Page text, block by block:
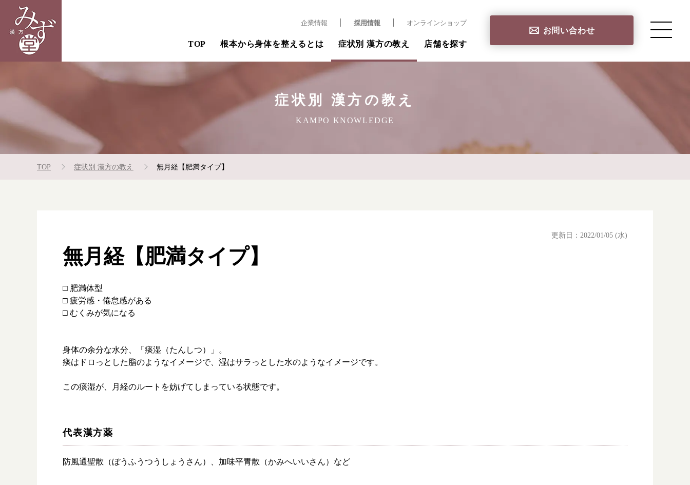
TOP 根本から身体を整えるとは 症状別 漢方の教え 店舗を探す
企業情報 採用情報 オンラインショップ
お問い合わせ
症状別 漢方の教え
KAMPO KNOWLEDGE
TOP 症状別 漢方の教え 無月経【肥満タイプ】
更新日：2022/01/05 (水)
無月経【肥満タイプ】
□ 肥満体型
□ 疲労感・倦怠感がある
□ むくみが気になる
身体の余分な水分、「痰湿（たんしつ）」。
痰はドロっとした脂のようなイメージで、湿はサラっとした水のようなイメージです。
この痰湿が、月経のルートを妨げてしまっている状態です。
代表漢方薬
防風通聖散（ぼうふうつうしょうさん）、加味平胃散（かみへいいさん）など